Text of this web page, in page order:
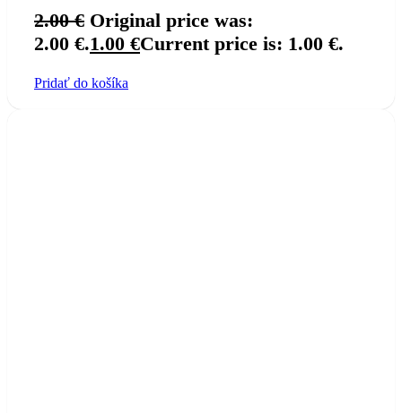
2.00€ Original price was:
2.00 €.1.00 €Current price is: 1.00 €.
Pridať do košíka